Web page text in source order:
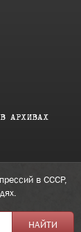
АРХИВАХ
в СССР,